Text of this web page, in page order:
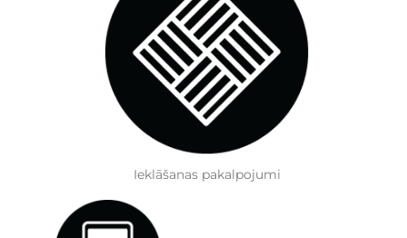
Ieklāšanas pakalpojumi